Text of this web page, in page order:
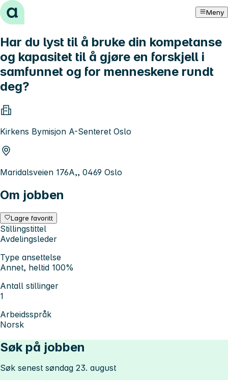
Hopp til innhold Meny
Har du lyst til å bruke din kompetanse
og kapasitet til å gjøre en forskjell i
samfunnet og for menneskene rundt
deg?
Kirkens Bymisjon A-Senteret Oslo
Maridalsveien 176A,, 0469 Oslo
Om jobben
Lagre favoritt
Stillingstittel
Avdelingsleder
Type ansettelse
Annet, heltid 100%
Antall stillinger
1
Arbeidsspråk
Norsk
Søk på jobben
Søk senest søndag 23. august